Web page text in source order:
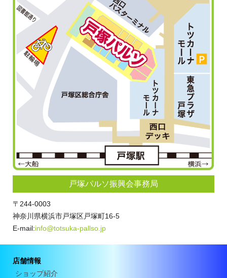
戸塚パルソ振興会事務局
〒244-0003
神奈川県横浜市戸塚区戸塚町16-5
E-mail:info@totsuka-pallso.jp
店舗情報
ショップ紹介